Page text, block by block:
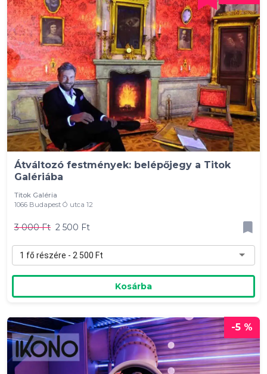
Átváltozó festmények: belépőjegy a Titok
Galériába
Titok Galéria
1066 Budapest Ó utca 12
3 000 Ft 2 500 Ft
1 fő részére - 2 500 Ft
Kosárba
-5 %